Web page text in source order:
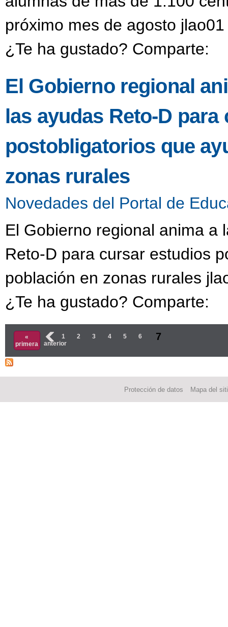
próximo mes de agosto
¿Te ha gustado? Comparte:
El Gobierno regional
las ayudas Reto-D
postobligatorios que
zonas rurales
Novedades del Portal de
El Gobierno regional anima a
Reto-D para cursar estudios
población en zonas rurales
¿Te ha gustado? Comparte:
Páginas
«
primera
‹
anterior
1 2 3 4 5 6 7
Protección de datos Mapa del